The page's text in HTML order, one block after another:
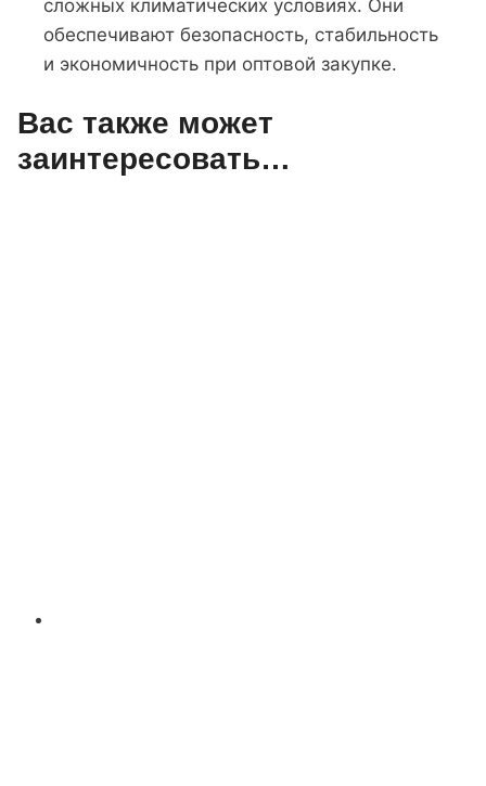
сложных климатических условиях. Они
обеспечивают безопасность, стабильность
и экономичность при оптовой закупке.
Вас также может
заинтересовать…